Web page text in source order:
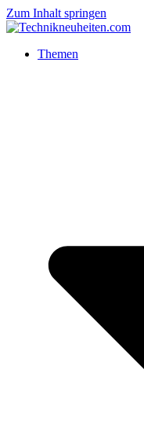
Zum Inhalt springen
Themen